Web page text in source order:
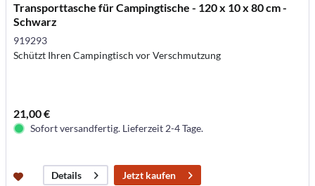
Transporttasche für Campingtische - 120 x 10 x 80 cm -
Schwarz
919293
Schützt Ihren Campingtisch vor Verschmutzung
21,00 €
Sofort versandfertig. Lieferzeit 2-4 Tage.
Details Jetzt kaufen